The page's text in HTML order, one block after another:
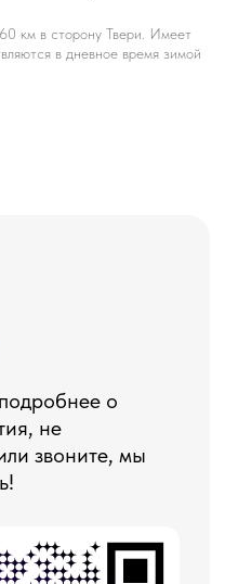
км в сторону Твери. Имеет
в дневное время зимой